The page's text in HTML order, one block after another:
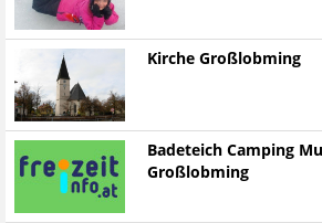
Kirche Großlobming
Badeteich Camping
Großlobming